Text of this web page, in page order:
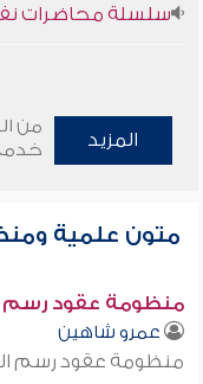
سلسلة محاضرات نفحات
المزيد
من
خدمة
متون علمية
منظومة عقود رسم
عمرو شاهين
منظومة عقود رسم